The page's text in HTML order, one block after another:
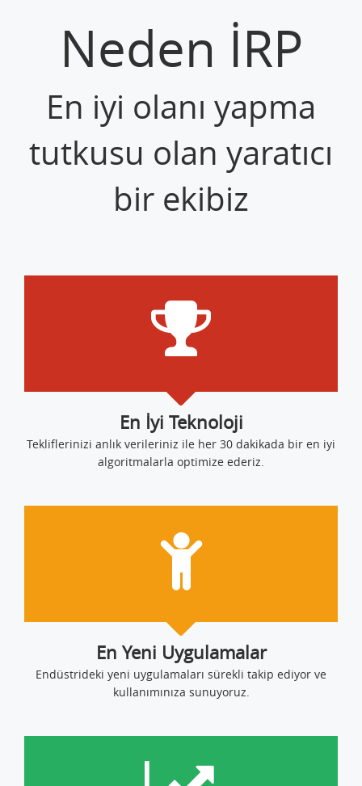
Neden İRP
En iyi olanı yapma
tutkusu olan yaratıcı
bir ekibiz
En İyi Teknoloji
Tekliflerinizi anlık verileriniz ile her 30 dakikada bir en iyi
algoritmalarla optimize ederiz.
En Yeni Uygulamalar
Endüstrideki yeni uygulamaları sürekli takip ediyor ve
kullanımınıza sunuyoruz.